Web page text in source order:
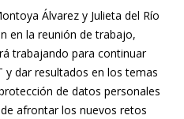
Álvarez y Julieta del Río
en la reunión de trabajo,
trabajando para continuar
dar resultados en los temas
de datos personales
afrontar los nuevos retos